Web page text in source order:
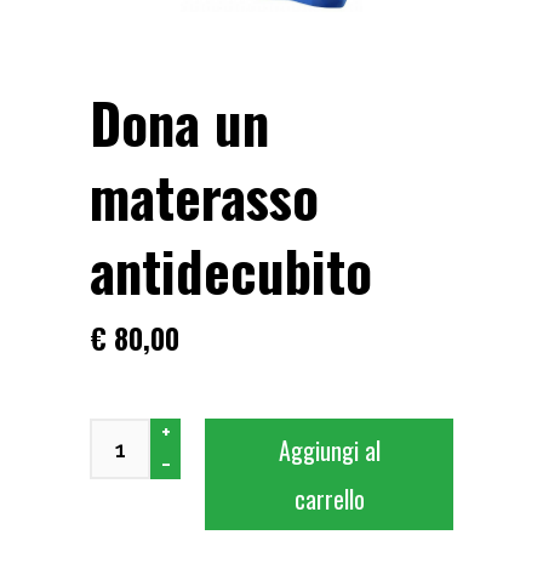
Dona un
materasso
antidecubito
€ 80,00
Dona un materasso antidecubito quantity
-
+
Aggiungi al
carrello